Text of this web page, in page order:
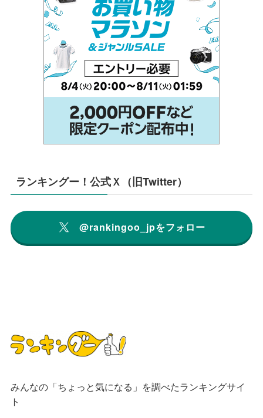
ランキングー！公式Ｘ（旧Twitter）
@rankingoo_jpをフォロー
みんなの「ちょっと気になる」を調べたランキングサイ
ト